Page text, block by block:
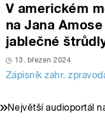
V americkém
na Jana
jablečné
13. březen 2024
Zápisník zahr.
Největší audioportál